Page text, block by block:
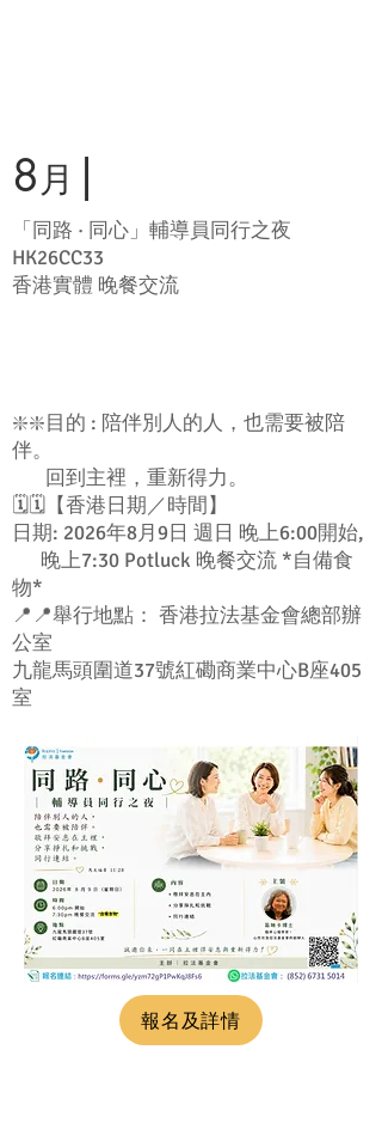
8月 |
「同路 · 同心」輔導員同行之夜
HK26CC33
香港實體 晚餐交流
❇️❇️目的 : 陪伴別人的人，也需要被陪
伴。
回到主裡，重新得力。
🗓️🗓️【香港日期／時間】
日期: 2026年8月9日 週日 晚上6:00開始,
晚上7:30 Potluck 晚餐交流 *自備食
物*
📍📍舉行地點： 香港拉法基金會總部辦
公室
九龍馬頭圍道37號紅磡商業中心B座405
室
報名及詳情